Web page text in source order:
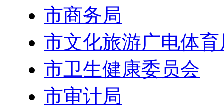
市商务局
市文化旅游广电体育
市卫生健康委员会
市审计局